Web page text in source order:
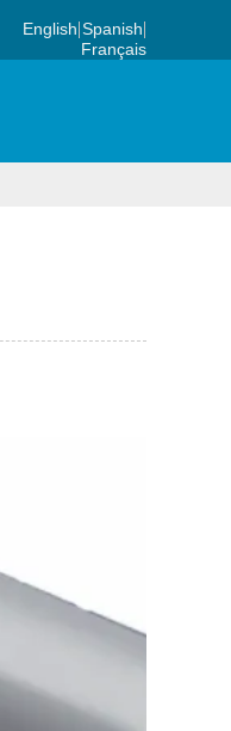
English Spanish
Français